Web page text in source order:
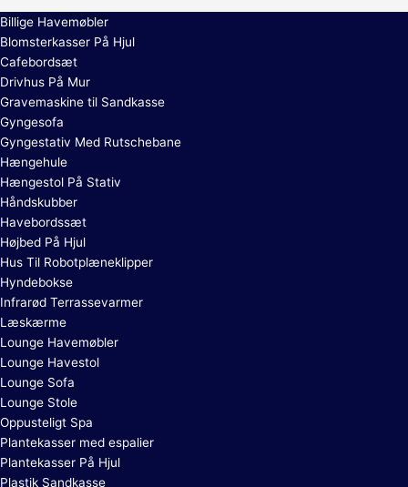
Billige Havemøbler
Blomsterkasser På Hjul
Cafebordsæt
Drivhus På Mur
Gravemaskine til Sandkasse
Gyngesofa
Gyngestativ Med Rutschebane
Hængehule
Hængestol På Stativ
Håndskubber
Havebordssæt
Højbed På Hjul
Hus Til Robotplæneklipper
Hyndebokse
Infrarød Terrassevarmer
Læskærme
Lounge Havemøbler
Lounge Havestol
Lounge Sofa
Lounge Stole
Oppusteligt Spa
Plantekasser med espalier
Plantekasser På Hjul
Plastik Sandkasse